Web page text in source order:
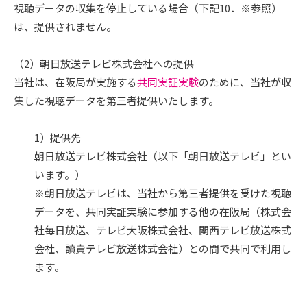
視聴データの収集を停止している場合（下記10．※参照）
は、提供されません。
（2）朝日放送テレビ株式会社への提供
当社は、在阪局が実施する共同実証実験のために、当社が収
集した視聴データを第三者提供いたします。
1）提供先
朝日放送テレビ株式会社（以下「朝日放送テレビ」とい
います。）
※朝日放送テレビは、当社から第三者提供を受けた視聴
データを、共同実証実験に参加する他の在阪局（株式会
社毎日放送、テレビ大阪株式会社、関西テレビ放送株式
会社、讀賣テレビ放送株式会社）との間で共同で利用し
ます。